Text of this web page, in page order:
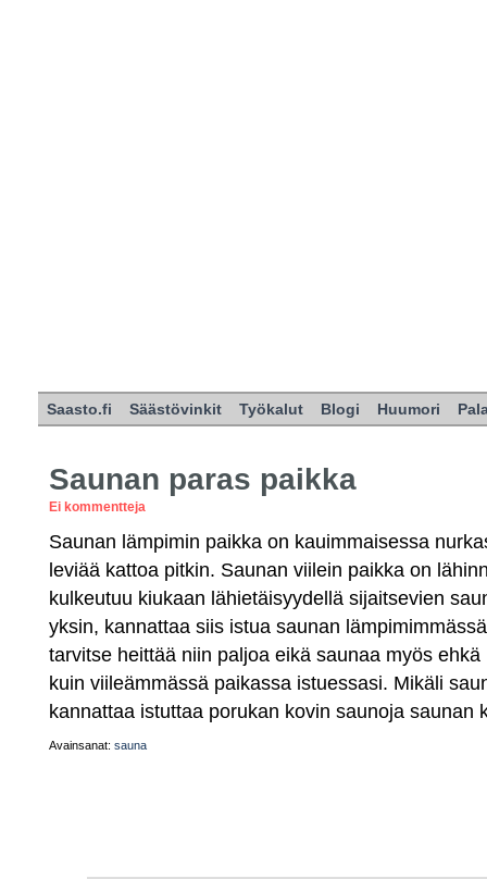
Saasto.fi Säästövinkit Työkalut Blogi Huumori
Saunan paras paikka
Ei kommentteja
Saunan lämpimin paikka on kauimmaisessa
leviää kattoa pitkin. Saunan viilein paikka on
kulkeutuu kiukaan lähietäisyydellä sijaitsevien
yksin, kannattaa siis istua saunan
tarvitse heittää niin paljoa eikä saunaa myös
kuin viileämmässä paikassa istuessasi. Mikäli
kannattaa istuttaa porukan kovin saunoja saunan
Avainsanat: sauna